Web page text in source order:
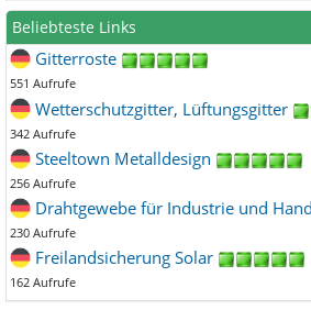
Beliebteste Links
Gitterroste
551 Aufrufe
Wetterschutzgitter, Lüftungsgitter
342 Aufrufe
Steeltown Metalldesign
256 Aufrufe
Drahtgewebe für Industrie und
230 Aufrufe
Freilandsicherung Solar
162 Aufrufe